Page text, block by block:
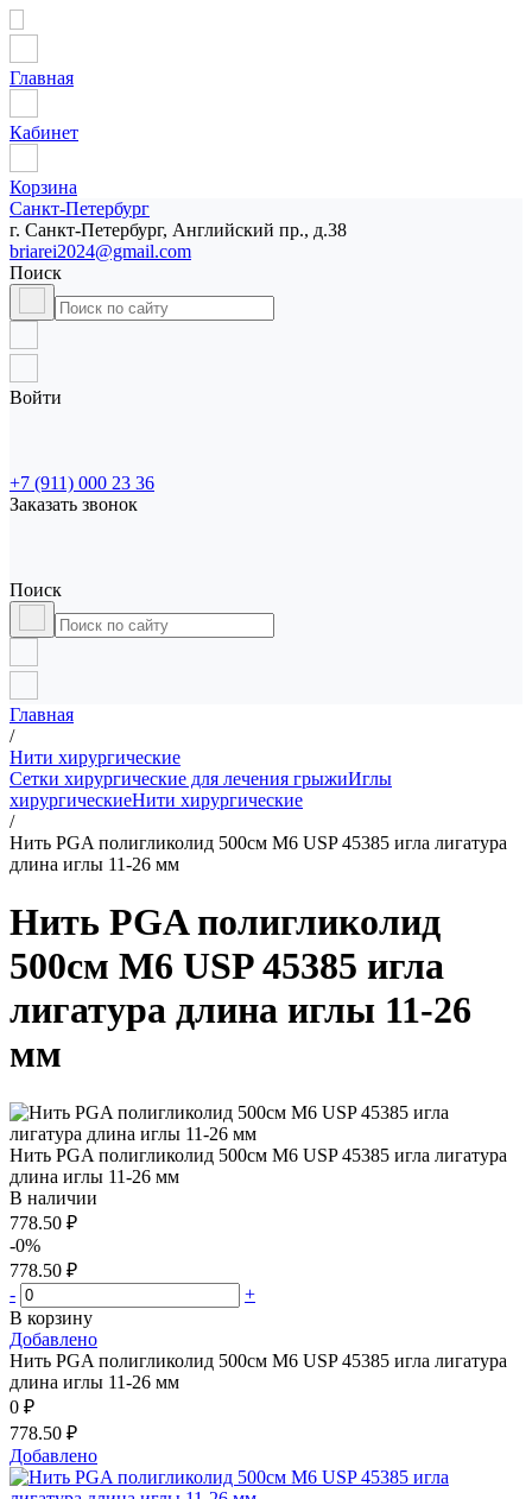
Главная
Кабинет
Корзина
Санкт-Петербург
г. Санкт-Петербург, Английский пр., д.38
briarei2024@gmail.com
Поиск
Войти
+7 (911) 000 23 36
Заказать звонок
Поиск
Главная
/
Нити хирургические
Сетки хирургические для лечения грыжиИглы
хирургическиеНити хирургические
/
Нить PGA полигликолид 500см М6 USP 45385 игла лигатура
длина иглы 11-26 мм
Нить PGA полигликолид
500см М6 USP 45385 игла
лигатура длина иглы 11-26
мм
Нить PGA полигликолид 500см М6 USP 45385 игла лигатура
длина иглы 11-26 мм
В наличии
778.50 ₽
-0%
778.50 ₽
-
+
В корзину
Добавлено
Нить PGA полигликолид 500см М6 USP 45385 игла лигатура
длина иглы 11-26 мм
0 ₽
778.50 ₽
Добавлено